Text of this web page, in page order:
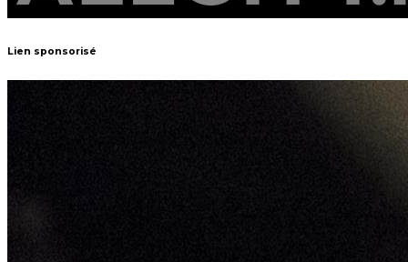
Lien sponsorisé